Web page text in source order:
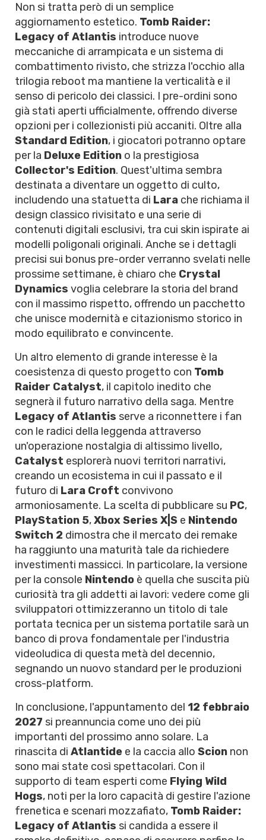
Non si tratta però di un semplice
aggiornamento estetico. Tomb Raider:
Legacy of Atlantis introduce nuove
meccaniche di arrampicata e un sistema di
combattimento rivisto, che strizza l'occhio alla
trilogia reboot ma mantiene la verticalità e il
senso di pericolo dei classici. I pre-ordini sono
già stati aperti ufficialmente, offrendo diverse
opzioni per i collezionisti più accaniti. Oltre alla
Standard Edition, i giocatori potranno optare
per la Deluxe Edition o la prestigiosa
Collector's Edition. Quest'ultima sembra
destinata a diventare un oggetto di culto,
includendo una statuetta di Lara che richiama il
design classico rivisitato e una serie di
contenuti digitali esclusivi, tra cui skin ispirate ai
modelli poligonali originali. Anche se i dettagli
precisi sui bonus pre-order verranno svelati nelle
prossime settimane, è chiaro che Crystal
Dynamics voglia celebrare la storia del brand
con il massimo rispetto, offrendo un pacchetto
che unisce modernità e citazionismo storico in
modo equilibrato e convincente.
Un altro elemento di grande interesse è la
coesistenza di questo progetto con Tomb
Raider Catalyst, il capitolo inedito che
segnerà il futuro narrativo della saga. Mentre
Legacy of Atlantis serve a riconnettere i fan
con le radici della leggenda attraverso
un'operazione nostalgia di altissimo livello,
Catalyst esplorerà nuovi territori narrativi,
creando un ecosistema in cui il passato e il
futuro di Lara Croft convivono
armoniosamente. La scelta di pubblicare su PC,
PlayStation 5,Xbox Series X|S e Nintendo
Switch 2 dimostra che il mercato dei remake
ha raggiunto una maturità tale da richiedere
investimenti massicci. In particolare, la versione
per la console Nintendo è quella che suscita più
curiosità tra gli addetti ai lavori: vedere come gli
sviluppatori ottimizzeranno un titolo di tale
portata tecnica per un sistema portatile sarà un
banco di prova fondamentale per l'industria
videoludica di questa metà del decennio,
segnando un nuovo standard per le produzioni
cross-platform.
In conclusione, l'appuntamento del 12 febbraio
2027 si preannuncia come uno dei più
importanti del prossimo anno solare. La
rinascita di Atlantide e la caccia allo Scion non
sono mai state così spettacolari. Con il
supporto di team esperti come Flying Wild
Hogs, noti per la loro capacità di gestire l'azione
frenetica e scenari mozzafiato, Tomb Raider:
Legacy of Atlantis si candida a essere il